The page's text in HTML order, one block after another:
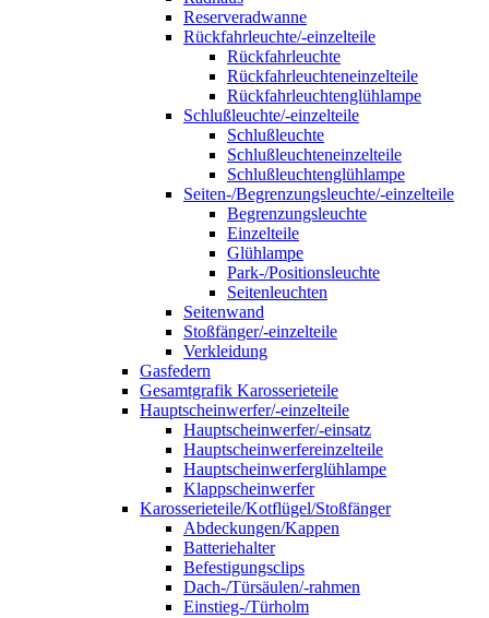
Reserveradwanne
Rückfahrleuchte/-einzelteile
Rückfahrleuchte
Rückfahrleuchteneinzelteile
Rückfahrleuchtenglühlampe
Schlußleuchte/-einzelteile
Schlußleuchte
Schlußleuchteneinzelteile
Schlußleuchtenglühlampe
Seiten-/Begrenzungsleuchte/-einzelteile
Begrenzungsleuchte
Einzelteile
Glühlampe
Park-/Positionsleuchte
Seitenleuchten
Seitenwand
Stoßfänger/-einzelteile
Verkleidung
Gasfedern
Gesamtgrafik Karosserieteile
Hauptscheinwerfer/-einzelteile
Hauptscheinwerfer/-einsatz
Hauptscheinwerfereinzelteile
Hauptscheinwerferglühlampe
Klappscheinwerfer
Karosserieteile/Kotflügel/Stoßfänger
Abdeckungen/Kappen
Batteriehalter
Befestigungsclips
Dach-/Türsäulen/-rahmen
Einstieg-/Türholm